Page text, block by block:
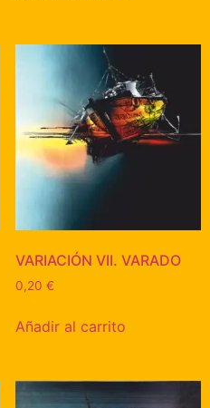
VARIACIÓN VII. VARADO
0,20 €
Añadir al carrito